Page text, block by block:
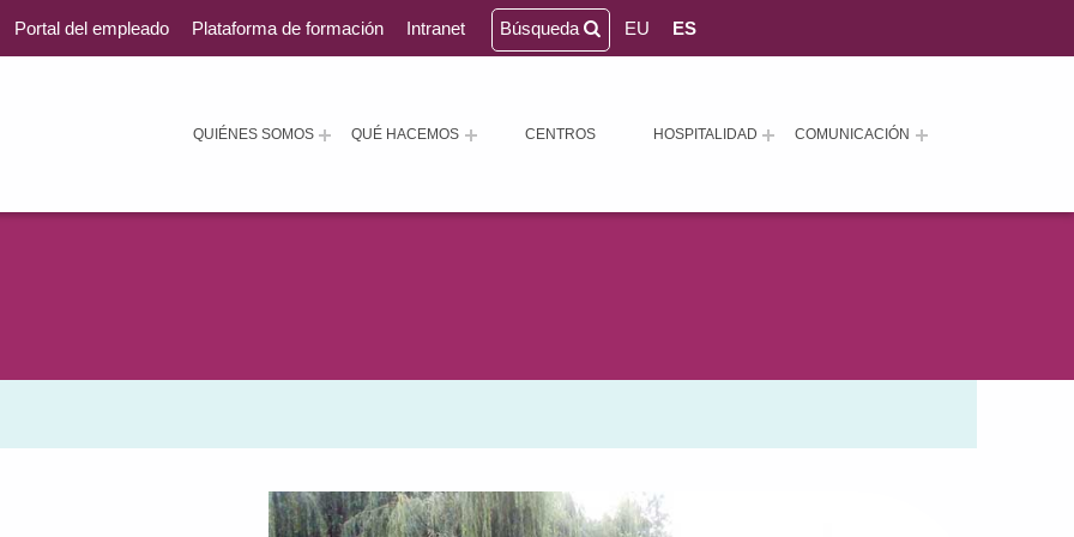
QUIÉNES SOMOS QUÉ HACEMOS CENTROS HOSPITALIDAD COMUNICACIÓN
Portal del empleado Plataforma de formación Intranet Búsqueda EU ES